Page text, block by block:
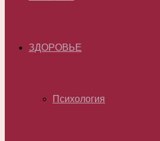
ЗДОРОВЬЕ
Психология